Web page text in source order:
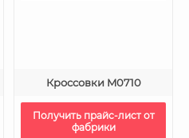
Кроссовки M0710
Получить прайс-лист от
фабрики